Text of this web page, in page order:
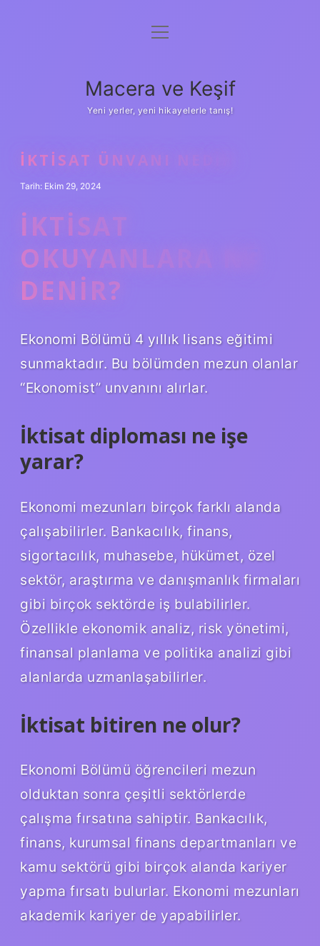
Anasayfa
Yasal Uyarı
menüyü
Macera ve Keşif
Yeni yerler, yeni hikayelerle tanış!
İKTISAT ÜNVANI NEDIR
Tarih: Ekim 29, 2024
İKTISAT
OKUYANLARA NE
DENIR?
Ekonomi Bölümü 4 yıllık lisans eğitimi
sunmaktadır. Bu bölümden mezun olanlar
“Ekonomist” unvanını alırlar.
İktisat diploması ne işe
yarar?
Ekonomi mezunları birçok farklı alanda
çalışabilirler. Bankacılık, finans,
sigortacılık, muhasebe, hükümet, özel
sektör, araştırma ve danışmanlık firmaları
gibi birçok sektörde iş bulabilirler.
Özellikle ekonomik analiz, risk yönetimi,
finansal planlama ve politika analizi gibi
alanlarda uzmanlaşabilirler.
İktisat bitiren ne olur?
Ekonomi Bölümü öğrencileri mezun
olduktan sonra çeşitli sektörlerde
çalışma fırsatına sahiptir. Bankacılık,
finans, kurumsal finans departmanları ve
kamu sektörü gibi birçok alanda kariyer
yapma fırsatı bulurlar. Ekonomi mezunları
akademik kariyer de yapabilirler.